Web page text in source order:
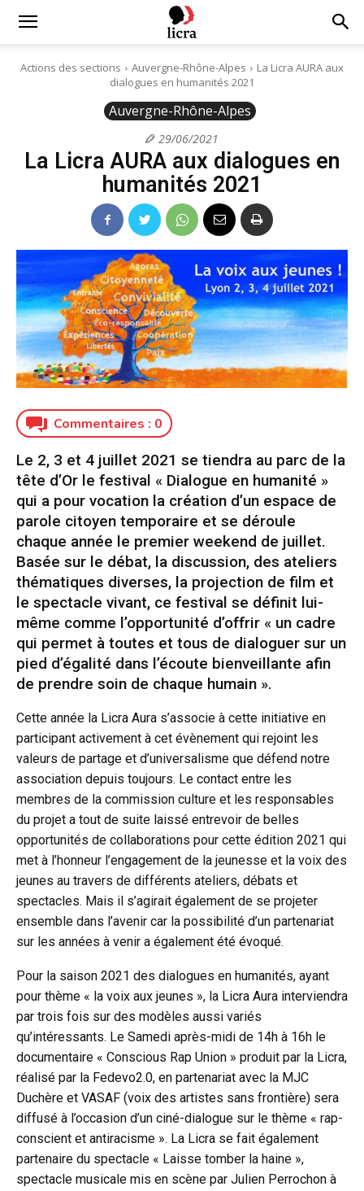
Licra
Antiraciste
1927
Actions des sections Auvergne-Rhône-Alpes
La Licra AURA aux
dialogues en humanités 2021
Auvergne-Rhône-Alpes
29/06/2021
La Licra AURA aux dialogues en
humanités 2021
Commentaires : 0
Le 2, 3 et 4 juillet 2021 se tiendra au parc de la
tête d’Or le festival « Dialogue en humanité »
qui a pour vocation la création d’un espace de
parole citoyen temporaire et se déroule
chaque année le premier weekend de juillet.
Basée sur le débat, la discussion, des ateliers
thématiques diverses, la projection de film et
le spectacle vivant, ce festival se définit lui-
même comme l’opportunité d’offrir « un cadre
qui permet à toutes et tous de dialoguer sur un
pied d’égalité dans l’écoute bienveillante afin
de prendre soin de chaque humain ».
Cette année la Licra Aura s’associe à cette initiative en
participant activement à cet évènement qui rejoint les
valeurs de partage et d’universalisme que défend notre
association depuis toujours. Le contact entre les
membres de la commission culture et les responsables
du projet a tout de suite laissé entrevoir de belles
opportunités de collaborations pour cette édition 2021 qui
met à l’honneur l’engagement de la jeunesse et la voix des
jeunes au travers de différents ateliers, débats et
spectacles. Mais il s’agirait également de se projeter
ensemble dans l’avenir car la possibilité d’un partenariat
sur les années à venir a également été évoqué.
Pour la saison 2021 des dialogues en humanités, ayant
pour thème « la voix aux jeunes », la Licra Aura interviendra
par trois fois sur des modèles aussi variés
qu’intéressants. Le Samedi après-midi de 14h à 16h le
documentaire « Conscious Rap Union » produit par la Licra,
réalisé par la Fedevo2.0, en partenariat avec la MJC
Duchère et VASAF (voix des artistes sans frontière) sera
diffusé à l’occasion d’un ciné-dialogue sur le thème « rap-
conscient et antiracisme ». La Licra se fait également
partenaire du spectacle « Laisse tomber la haine »,
spectacle musicale mis en scène par Julien Perrochon à